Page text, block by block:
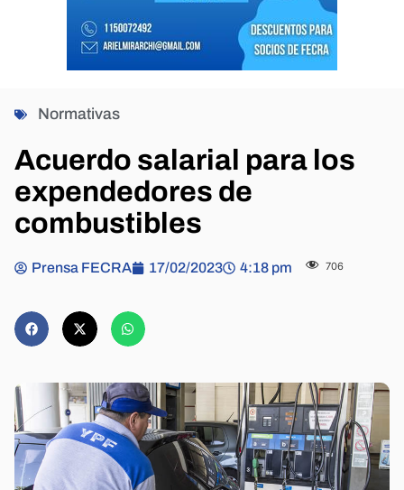
Normativas
Acuerdo salarial para los
expendedores de
combustibles
Prensa FECRA 17/02/2023 4:18 pm 706